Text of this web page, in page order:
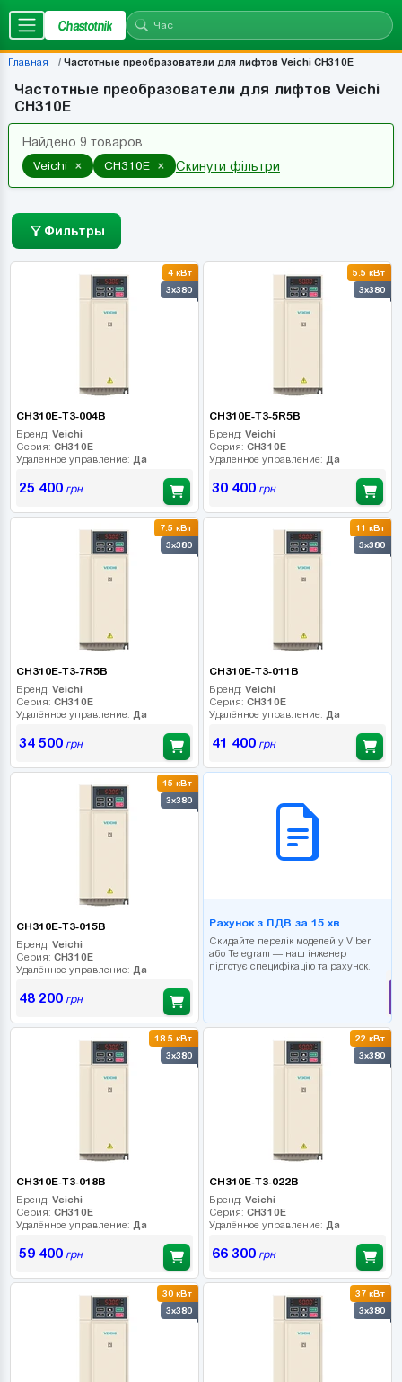
Chastotnik
Главная Частотные преобразователи для лифтов Veichi CH310E
Частотные преобразователи для лифтов Veichi
CH310E
Найдено 9 товаров
Veichi × CH310E × Скинути фільтри
Фильтры
4 кВт
3x380
CH310E-T3-004B
Бренд: Veichi
Серия: CH310E
Удалённое управление: Да
25 400грн
5.5 кВт
3x380
CH310E-T3-5R5B
Бренд: Veichi
Серия: CH310E
Удалённое управление: Да
30 400грн
7.5 кВт
3x380
CH310E-T3-7R5B
Бренд: Veichi
Серия: CH310E
Удалённое управление: Да
34 500грн
11 кВт
3x380
CH310E-T3-011B
Бренд: Veichi
Серия: CH310E
Удалённое управление: Да
41 400грн
15 кВт
3x380
CH310E-T3-015B
Бренд: Veichi
Серия: CH310E
Удалённое управление: Да
48 200грн
Рахунок з ПДВ за 15 хв
Скидайте перелік моделей у Viber
або Telegram — наш інженер
підготує специфікацію та рахунок.
18.5 кВт
3x380
CH310E-T3-018B
Бренд: Veichi
Серия: CH310E
Удалённое управление: Да
59 400грн
22 кВт
3x380
CH310E-T3-022B
Бренд: Veichi
Серия: CH310E
Удалённое управление: Да
66 300грн
30 кВт
3x380
37 кВт
3x380